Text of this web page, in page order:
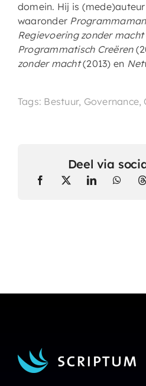
domein. Hij is
waaronder
Regievoering zonder macht
Programmatisch Creëren
zonder macht(2013) en
Tags: Bestuur,
Deel via